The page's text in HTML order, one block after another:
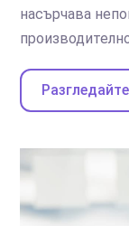
насърчава